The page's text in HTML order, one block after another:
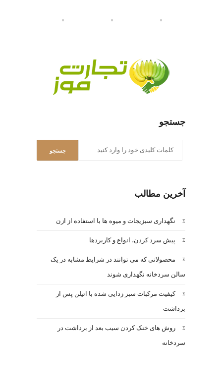
جستجو
آخرین مطالب
نگهداری سبزیجات و میوه ها با استفاده از ازن
پیش سرد کردن، انواع و کاربردها
محصولاتی که می توانند در شرایط مشابه در یک
سالن سردخانه نگهداری شوند
کیفیت مرکبات سبز زدایی شده با اتیلن پس از
برداشت
روش های خنک کردن سیب بعد از برداشت در
سردخانه